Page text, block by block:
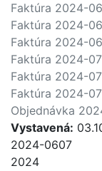
Faktúra 2024-
Faktúra 2024-
Faktúra 2024-
Faktúra 2024-
Faktúra 2024-
Faktúra 2024-
Objednávka
Vystavená:
2024-0607
2024